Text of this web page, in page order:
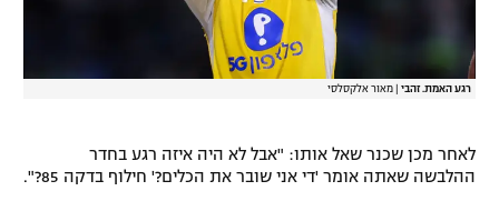
רגע האמת. זהבי מאור אלקסלסי
לאחר מכן שכנר שאל אותו: "אבל לא היה איזה רגע בחדר
ההלבשה שאתה אומר 'די אני שובר את הכלים?' חילוף בדקה 85?".